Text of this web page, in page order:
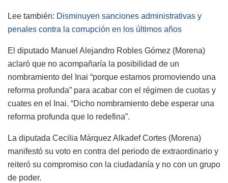
Lee también: Disminuyen sanciones administrativas y
penales contra la corrupción en los últimos años
El diputado Manuel Alejandro Robles Gómez (Morena)
aclaró que no acompañaría la posibilidad de un
nombramiento del Inai “porque estamos promoviendo una
reforma profunda” para acabar con el régimen de cuotas y
cuates en el Inai. “Dicho nombramiento debe esperar una
reforma profunda que lo redefina”.
La diputada Cecilia Márquez Alkadef Cortes (Morena)
manifestó su voto en contra del periodo de extraordinario y
reiteró su compromiso con la ciudadanía y no con un grupo
de poder.